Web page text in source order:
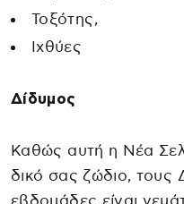
Τοξότης,
Ιχθύες
Δίδυμος
Καθώς αυτή η Νέα
δικό σας ζώδιο, τους
εβδομάδες είναι